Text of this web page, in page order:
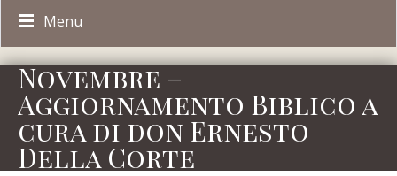
Menu
Novembre –
Aggiornamento Biblico a
cura di don Ernesto
Della Corte